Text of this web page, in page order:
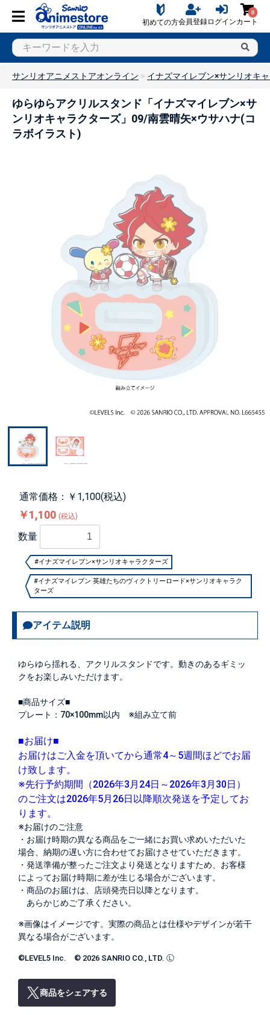
初めての方会員登録ログイン
0
カート
サンリオアニメストアオンライン イナズマイレブン×サンリオキ
ゆらゆらアクリルスタンド「イナズマイレブン×サ
ンリオキャラクターズ」09/南雲晴矢×ウサハナ(コ
ラボイラスト)
通常価格：￥1,100(税込)
￥1,100 (税込)
数量
#イナズマイレブン×サンリオキャラクターズ
#イナズマイレブン 英雄たちのヴィクトリーロード×サンリオキャラク
ターズ
アイテム説明
ゆらゆら揺れる、アクリルスタンドです。動きのあるギミッ
クをお楽しみいただけます。
■商品サイズ■
プレート：70×100mm以内 ※組み立て前
■お届け■
お届けはご入金を頂いてから通常4～5週間ほどでお届
け致します。
※先行予約期間（2026年3月24日～2026年3月30日）
のご注文は2026年5月26日以降順次発送を予定してお
ります。
※お届けのご注意
・お届け時期の異なる商品をご一緒にお買い求めいただいた
場合、納期の遅い方に合わせてお届けさせていただきます。
・発送準備が整ったご注文より発送となりますため、お客様
によってお届け時期に差が生じる場合がございます。
・商品のお届けは、店頭発売日以降となります。
あらかじめご了承ください。
※画像はイメージです。実際の商品とは仕様やデザインが若干
異なる場合がございます。
©LEVEL5 Inc. © 2026 SANRIO CO., LTD. Ⓛ
商品をシェアする